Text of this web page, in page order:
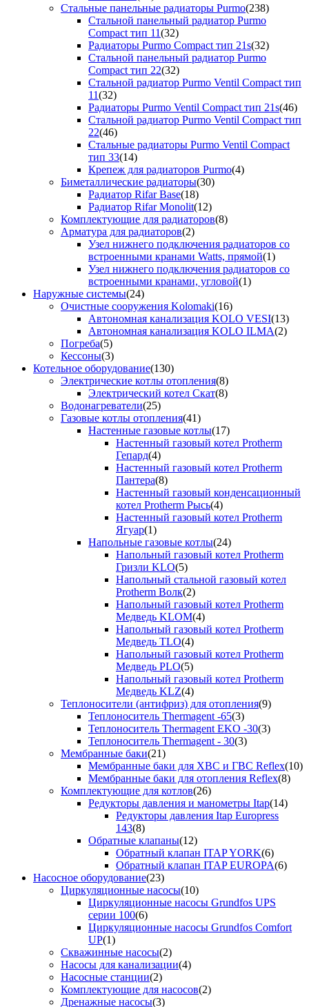
Стальные панельные радиаторы Purmo(238)
Стальной панельный радиатор Purmo
Compact тип 11(32)
Радиаторы Purmo Compact тип 21s(32)
Стальной панельный радиатор Purmo
Compact тип 22(32)
Стальной радиатор Purmo Ventil Compact тип
11(32)
Радиаторы Purmo Ventil Compact тип 21s(46)
Стальной радиатор Purmo Ventil Compact тип
22(46)
Стальные радиаторы Purmo Ventil Compact
тип 33(14)
Крепеж для радиаторов Purmo(4)
Биметаллические радиаторы(30)
Радиатор Rifar Base(18)
Радиатор Rifar Monolit(12)
Комплектующие для радиаторов(8)
Арматура для радиаторов(2)
Узел нижнего подключения радиаторов со
встроенными кранами Watts, прямой(1)
Узел нижнего подключения радиаторов со
встроенными кранами, угловой(1)
Наружные системы(24)
Очистные сооружения Kolomaki(16)
Автономная канализация KOLO VESI(13)
Автономная канализация KOLO ILMA(2)
Погреба(5)
Кессоны(3)
Котельное оборудование(130)
Электрические котлы отопления(8)
Электрический котел Скат(8)
Водонагреватели(25)
Газовые котлы отопления(41)
Настенные газовые котлы(17)
Настенный газовый котел Protherm
Гепард(4)
Настенный газовый котел Protherm
Пантера(8)
Настенный газовый конденсационный
котел Protherm Рысь(4)
Настенный газовый котел Protherm
Ягуар(1)
Напольные газовые котлы(24)
Напольный газовый котел Protherm
Гризли KLO(5)
Напольный стальной газовый котел
Protherm Волк(2)
Напольный газовый котел Protherm
Медведь KLOM(4)
Напольный газовый котел Protherm
Медведь TLO(4)
Напольный газовый котел Protherm
Медведь PLO(5)
Напольный газовый котел Protherm
Медведь KLZ(4)
Теплоносители (антифриз) для отопления(9)
Теплоноситель Thermagent -65(3)
Теплоноситель Thermagent EKO -30(3)
Теплоноситель Thermagent - 30(3)
Мембранные баки(21)
Мембранные баки для ХВС и ГВС Reflex(10)
Мембранные баки для отопления Reflex(8)
Комплектующие для котлов(26)
Редукторы давления и манометры Itap(14)
Редукторы давления Itap Europress
143(8)
Обратные клапаны(12)
Обратный клапан ITAP YORK(6)
Обратный клапан ITAP EUROPA(6)
Насосное оборудование(23)
Циркуляционные насосы(10)
Циркуляционные насосы Grundfos UPS
серии 100(6)
Циркуляционные насосы Grundfos Comfort
UP(1)
Скважинные насосы(2)
Насосы для канализации(4)
Насосные станции(2)
Комплектующие для насосов(2)
Дренажные насосы(3)